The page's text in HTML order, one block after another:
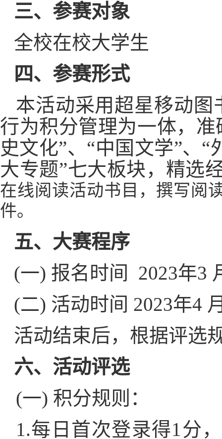
三、 参赛对象
全校在校大学生
四、 参赛形式
本活动采用超星移动图
行为积分管理为一体，
史文化”、“中国文学”、“
大专题”七大板块，精选
在线阅读活动书目，撰写阅
件。
五、 大赛程序
(一) 报名时间 2023年3
(二) 活动时间 2023年4
活动结束后，根据评选
六、活动评选
(一) 积分规则：
1.每日首次登录得1分